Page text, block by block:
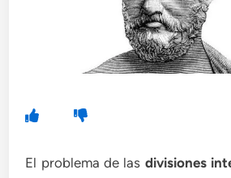
El problema de las divisiones